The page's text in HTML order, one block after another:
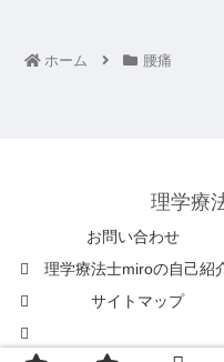
ホーム 腰痛
理学療
お問い合わせ
理学療法士miroの自己紹
サイトマップ